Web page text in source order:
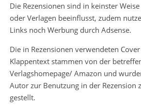
Die Rezensionen sind in keinster
oder Verlagen beeinflusst, zudem
Links noch Werbung durch Adsense.
Die in Rezensionen verwendeten
Klappentext stammen von der
Verlagshomepage/ Amazon und
Autor zur Benutzung in der Rezension
gestellt.